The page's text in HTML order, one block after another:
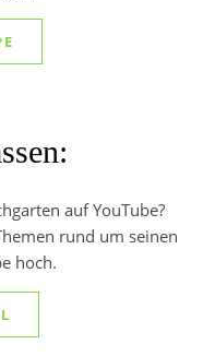
auf YouTube?
rund um seinen
hoch.